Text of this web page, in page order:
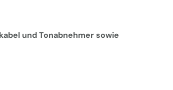
und Tonabnehmer sowie